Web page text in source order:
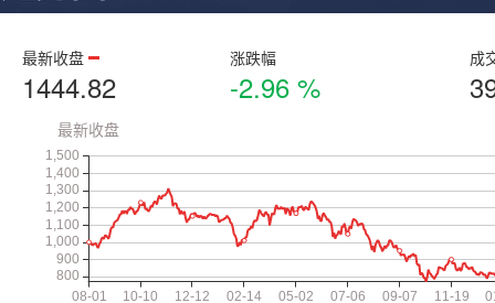
最新收盘
1444.82
涨跌幅
-2.96 %
成